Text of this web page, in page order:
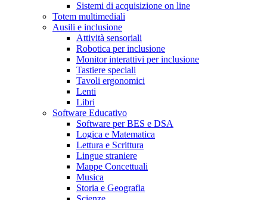
Sistemi di acquisizione on line
Totem multimediali
Ausili e inclusione
Attività sensoriali
Robotica per inclusione
Monitor interattivi per inclusione
Tastiere speciali
Tavoli ergonomici
Lenti
Libri
Software Educativo
Software per BES e DSA
Logica e Matematica
Lettura e Scrittura
Lingue straniere
Mappe Concettuali
Musica
Storia e Geografia